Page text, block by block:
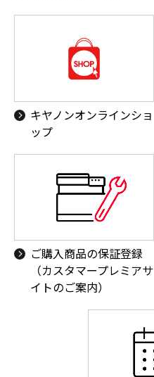
キヤノンオンラインショ
ップ
ご購入商品の保証登録
（カスタマープレミアサ
イトのご案内）